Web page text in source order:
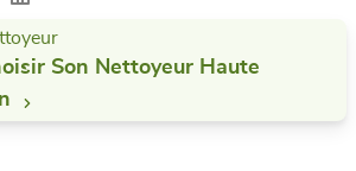
Son Nettoyeur Haute